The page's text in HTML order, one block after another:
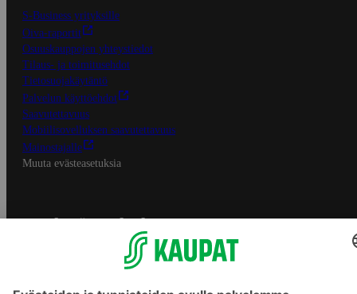
S-Business yrityksille
Oiva-raportit
Osuuskauppojen yhteystiedot
Tilaus- ja toimitusehdot
Tietosuojakäytäntö
Palvelun käyttöehdot
Saavutettavuus
Mobiilisovelluksen saavutettavuus
Mainostajalle
Muuta evästeasetuksia
S-ryhmän palvelut
Asiakasomistajuus